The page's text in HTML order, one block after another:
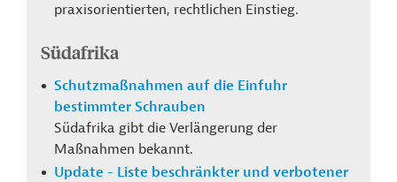
praxisorientierten, rechtlichen Einstieg.
Südafrika
Schutzmaßnahmen auf die Einfuhr
bestimmter Schrauben
Südafrika gibt die Verlängerung der
Maßnahmen bekannt.
Update - Liste beschränkter und verbotener